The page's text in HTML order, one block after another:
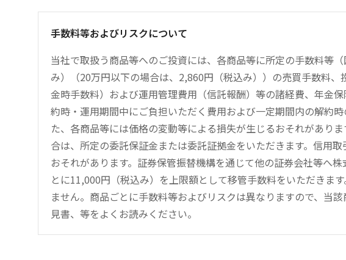
手数料等およびリスクについて
当社で取扱う商品等へのご投資には、各商品等に所定の手数料等
み）（20万円以下の場合は、2,860円（税込み））の売買手数料
金時手数料）および運用管理費用（信託報酬）等の諸経費、年金
約時・運用期間中にご負担いただく費用および一定期間内の解約
た、各商品等には価格の変動等による損失が生じるおそれがあり
合は、所定の委託保証金または委託証拠金をいただきます。信用
おそれがあります。証券保管振替機構を通じて他の証券会社等へ
とに11,000円（税込み）を上限額として移管手数料をいただきま
ません。商品ごとに手数料等およびリスクは異なりますので、当
見書、等をよくお読みください。